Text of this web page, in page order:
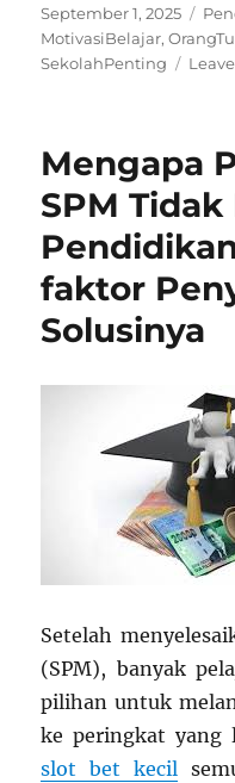
Posted
on
September 1, 2025
MotivasiBelajar,
SekolahPenting
Mengapa
SPM
faktor
Solusinya
Setelah
(SPM), banyak
pilihan untuk
ke peringkat yang
slot bet kecil